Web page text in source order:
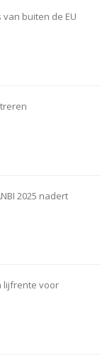
buiten de EU
2025 nadert
lijfrente voor